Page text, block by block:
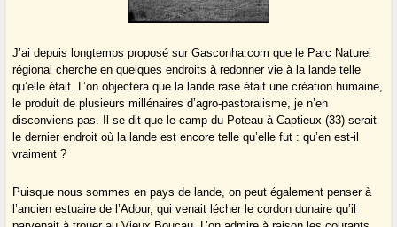
J’ai depuis longtemps proposé sur Gasconha.com que le Parc Naturel
régional cherche en quelques endroits à redonner vie à la lande telle
qu’elle était. L’on objectera que la lande rase était une création humaine,
le produit de plusieurs millénaires d’agro-pastoralisme, je n’en
disconviens pas. Il se dit que le camp du Poteau à Captieux (33) serait
le dernier endroit où la lande est encore telle qu’elle fut : qu’en est-il
vraiment ?
Puisque nous sommes en pays de lande, on peut également penser à
l’ancien estuaire de l’Adour, qui venait lécher le cordon dunaire qu’il